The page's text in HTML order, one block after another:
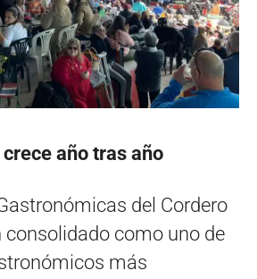
año tras año
del Cordero
consolidado como uno de
más